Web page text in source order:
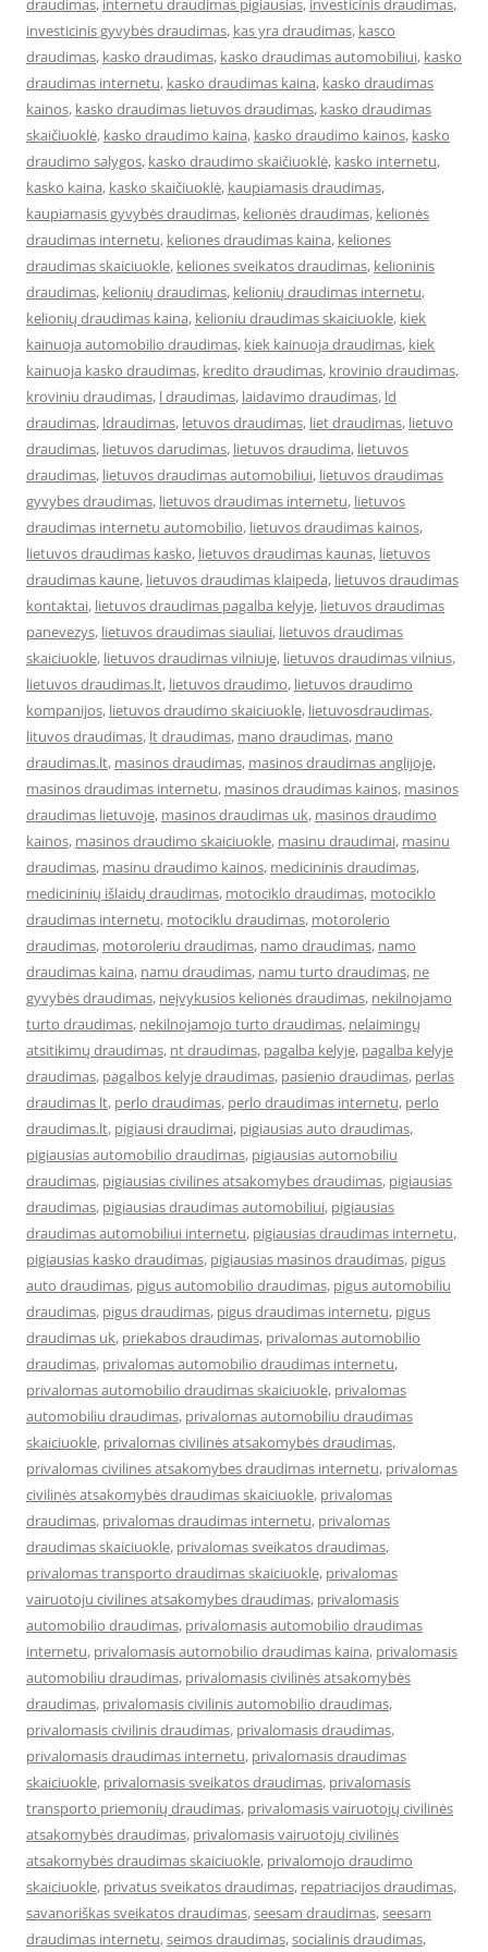
draudimas, internetu draudimas pigiausias, investicinis draudimas,
investicinis gyvybės draudimas, kas yra draudimas, kasco
draudimas, kasko draudimas, kasko draudimas automobiliui, kasko
draudimas internetu, kasko draudimas kaina, kasko draudimas
kainos, kasko draudimas lietuvos draudimas, kasko draudimas
skaičiuoklė, kasko draudimo kaina, kasko draudimo kainos, kasko
draudimo salygos, kasko draudimo skaičiuoklė, kasko internetu,
kasko kaina, kasko skaičiuoklė, kaupiamasis draudimas,
kaupiamasis gyvybės draudimas, kelionės draudimas, kelionės
draudimas internetu, keliones draudimas kaina, keliones
draudimas skaiciuokle, keliones sveikatos draudimas, kelioninis
draudimas, kelionių draudimas, kelionių draudimas internetu,
kelionių draudimas kaina, kelioniu draudimas skaiciuokle, kiek
kainuoja automobilio draudimas, kiek kainuoja draudimas, kiek
kainuoja kasko draudimas, kredito draudimas, krovinio draudimas,
kroviniu draudimas, l draudimas, laidavimo draudimas, ld
draudimas, ldraudimas, letuvos draudimas, liet draudimas, lietuvo
draudimas, lietuvos darudimas, lietuvos draudima, lietuvos
draudimas, lietuvos draudimas automobiliui, lietuvos draudimas
gyvybes draudimas, lietuvos draudimas internetu, lietuvos
draudimas internetu automobilio, lietuvos draudimas kainos,
lietuvos draudimas kasko, lietuvos draudimas kaunas, lietuvos
draudimas kaune, lietuvos draudimas klaipeda, lietuvos draudimas
kontaktai, lietuvos draudimas pagalba kelyje, lietuvos draudimas
panevezys, lietuvos draudimas siauliai, lietuvos draudimas
skaiciuokle, lietuvos draudimas vilniuje, lietuvos draudimas vilnius,
lietuvos draudimas.lt, lietuvos draudimo, lietuvos draudimo
kompanijos, lietuvos draudimo skaiciuokle, lietuvosdraudimas,
lituvos draudimas, lt draudimas, mano draudimas, mano
draudimas.lt, masinos draudimas, masinos draudimas anglijoje,
masinos draudimas internetu, masinos draudimas kainos, masinos
draudimas lietuvoje, masinos draudimas uk, masinos draudimo
kainos, masinos draudimo skaiciuokle, masinu draudimai, masinu
draudimas, masinu draudimo kainos, medicininis draudimas,
medicininių išlaidų draudimas, motociklo draudimas, motociklo
draudimas internetu, motociklu draudimas, motorolerio
draudimas, motoroleriu draudimas, namo draudimas, namo
draudimas kaina, namu draudimas, namu turto draudimas, ne
gyvybės draudimas, neįvykusios kelionės draudimas, nekilnojamo
turto draudimas, nekilnojamojo turto draudimas, nelaimingų
atsitikimų draudimas, nt draudimas, pagalba kelyje, pagalba kelyje
draudimas, pagalbos kelyje draudimas, pasienio draudimas, perlas
draudimas lt, perlo draudimas, perlo draudimas internetu, perlo
draudimas.lt, pigiausi draudimai, pigiausias auto draudimas,
pigiausias automobilio draudimas, pigiausias automobiliu
draudimas, pigiausias civilines atsakomybes draudimas, pigiausias
draudimas, pigiausias draudimas automobiliui, pigiausias
draudimas automobiliui internetu, pigiausias draudimas internetu,
pigiausias kasko draudimas, pigiausias masinos draudimas, pigus
auto draudimas, pigus automobilio draudimas, pigus automobiliu
draudimas, pigus draudimas, pigus draudimas internetu, pigus
draudimas uk, priekabos draudimas, privalomas automobilio
draudimas, privalomas automobilio draudimas internetu,
privalomas automobilio draudimas skaiciuokle, privalomas
automobiliu draudimas, privalomas automobiliu draudimas
skaiciuokle, privalomas civilinės atsakomybės draudimas,
privalomas civilines atsakomybes draudimas internetu, privalomas
civilinės atsakomybės draudimas skaiciuokle, privalomas
draudimas, privalomas draudimas internetu, privalomas
draudimas skaiciuokle, privalomas sveikatos draudimas,
privalomas transporto draudimas skaiciuokle, privalomas
vairuotoju civilines atsakomybes draudimas, privalomasis
automobilio draudimas, privalomasis automobilio draudimas
internetu, privalomasis automobilio draudimas kaina, privalomasis
automobiliu draudimas, privalomasis civilinės atsakomybės
draudimas, privalomasis civilinis automobilio draudimas,
privalomasis civilinis draudimas, privalomasis draudimas,
privalomasis draudimas internetu, privalomasis draudimas
skaiciuokle, privalomasis sveikatos draudimas, privalomasis
transporto priemonių draudimas, privalomasis vairuotojų civilinės
atsakomybės draudimas, privalomasis vairuotojų civilinės
atsakomybės draudimas skaiciuokle, privalomojo draudimo
skaiciuokle, privatus sveikatos draudimas, repatriacijos draudimas,
savanoriškas sveikatos draudimas,seesam draudimas,seesam
draudimas internetu,seimos draudimas,socialinis draudimas,